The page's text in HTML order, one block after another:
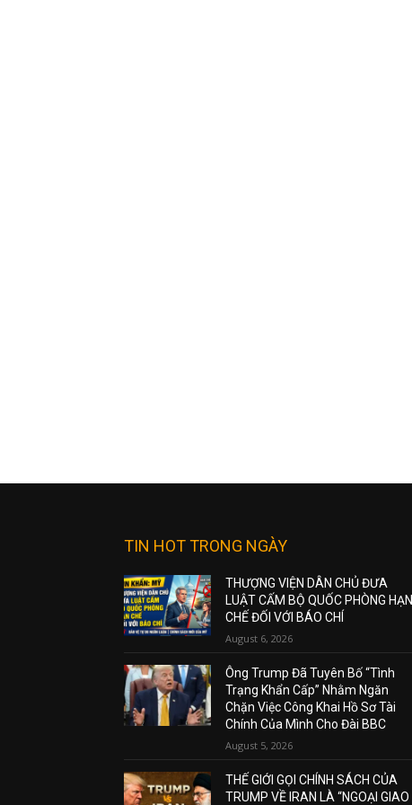
TIN HOT TRONG NGÀY
THƯỢNG VIỆN DÂN CHỦ ĐƯA
LUẬT CẤM BỘ QUỐC PHÒNG HẠN
CHẾ ĐỐI VỚI BÁO CHÍ
August 6, 2026
Ông Trump Đã Tuyên Bố “Tình
Trạng Khẩn Cấp” Nhằm Ngăn
Chặn Việc Công Khai Hồ Sơ Tài
Chính Của Mình Cho Đài BBC
August 5, 2026
THẾ GIỚI GỌI CHÍNH SÁCH CỦA
TRUMP VỀ IRAN LÀ “NGOẠI GIAO